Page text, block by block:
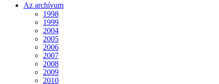
Az archívum
1998
1999
2004
2005
2006
2007
2008
2009
2010